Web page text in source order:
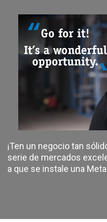
¡Ten un negocio tan
serie de mercados
a que se instale una